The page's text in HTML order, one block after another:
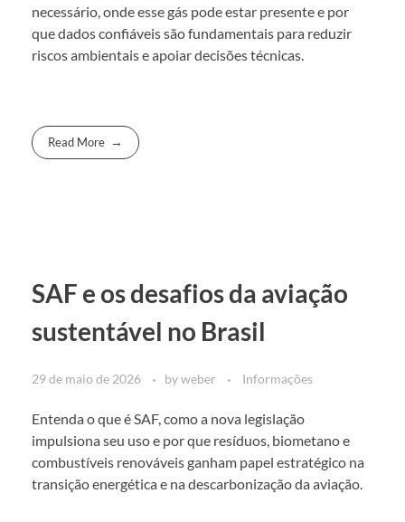
necessário, onde esse gás pode estar presente e por
que dados confiáveis são fundamentais para reduzir
riscos ambientais e apoiar decisões técnicas.
Read More
SAF e os desafios da aviação
sustentável no Brasil
29 de maio de 2026 byweber Informações
Entenda o que é SAF, como a nova legislação
impulsiona seu uso e por que resíduos, biometano e
combustíveis renováveis ganham papel estratégico na
transição energética e na descarbonização da aviação.